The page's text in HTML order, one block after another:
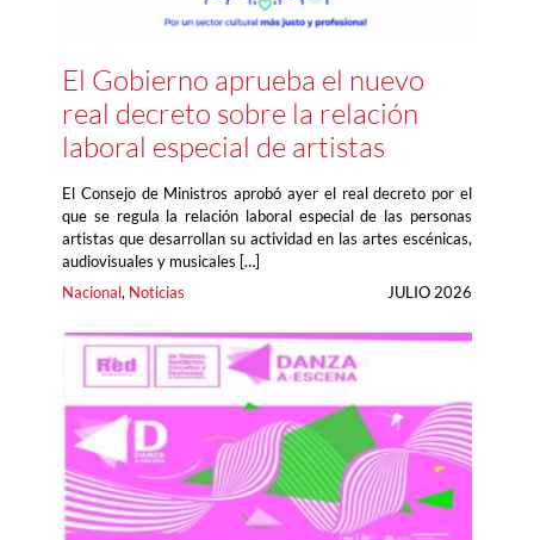
El Gobierno aprueba el nuevo
real decreto sobre la relación
laboral especial de artistas
El Consejo de Ministros aprobó ayer el real decreto por el
que se regula la relación laboral especial de las personas
artistas que desarrollan su actividad en las artes escénicas,
audiovisuales y musicales […]
Nacional, Noticias JULIO 2026